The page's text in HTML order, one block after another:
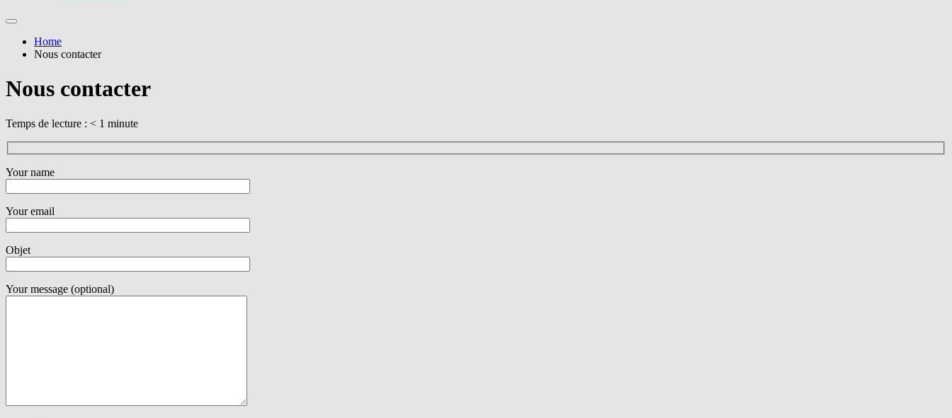
Home
Nous contacter
Nous contacter
Temps de lecture : < 1 minute
Your name
Your email
Objet
Your message (optional)